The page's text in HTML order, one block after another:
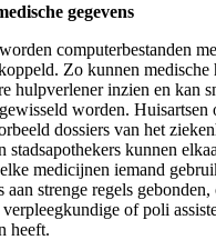
gegevens
computerbestanden
Zo kunnen medische
hulpverlener inzien en kan
worden. Huisartsen
dossiers van het
stadsapothekers kunnen
medicijnen iemand
aan strenge regels
of poli
heeft.